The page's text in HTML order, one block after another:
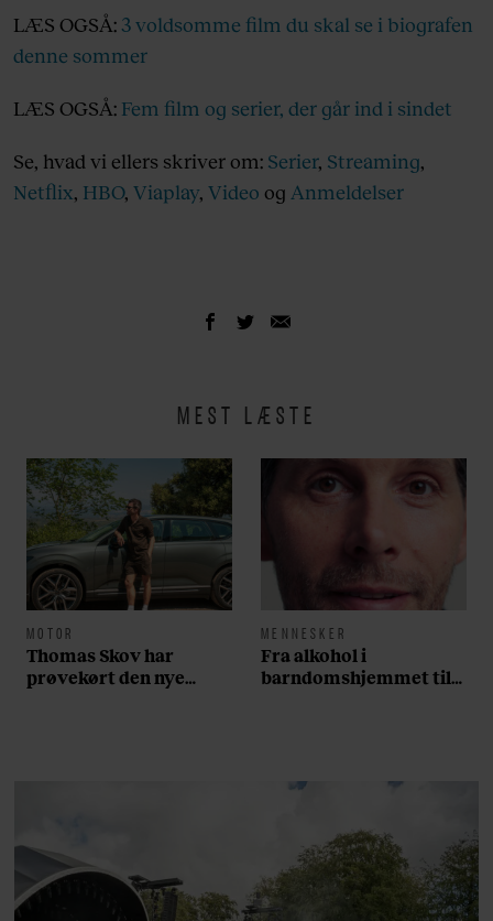
LÆS OGSÅ: 3 voldsomme film du skal se i biografen
denne sommer
LÆS OGSÅ: Fem film og serier, der går ind i sindet
Se, hvad vi ellers skriver om: Serier, Streaming,
Netflix, HBO, Viaplay, Video og Anmeldelser
MEST LÆSTE
MOTOR
Thomas Skov har
prøvekørt den nye
MENNESKER
Fra alkohol i
barndomshjemmet til